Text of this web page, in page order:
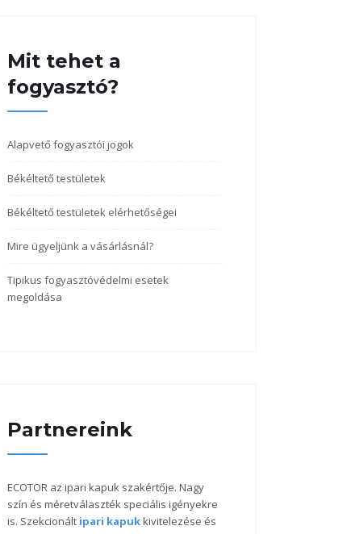
Mit tehet a
fogyasztó?
Alapvető fogyasztói jogok
Békéltető testületek
Békéltető testületek elérhetőségei
Mire ügyeljünk a vásárlásnál?
Tipikus fogyasztóvédelmi esetek
megoldása
Partnereink
ECOTOR az ipari kapuk szakértője. Nagy
szín és méretválaszték speciális igényekre
is. Szekcionált ipari kapukkivitelezése és